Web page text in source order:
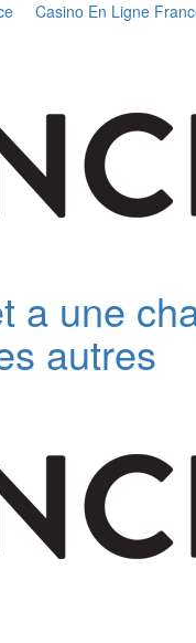
Casino En Ligne
a une
autres